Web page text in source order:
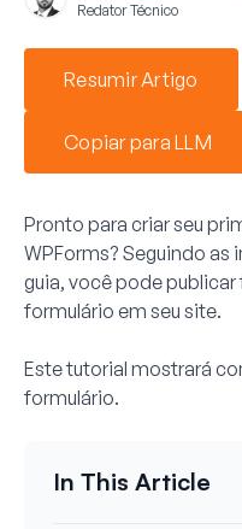
Redator Técnico
Resumir Artigo
Copiar para LLM
Pronto para criar seu
WPForms? Seguindo
guia, você pode
formulário em seu site.
Este tutorial mostrará
formulário.